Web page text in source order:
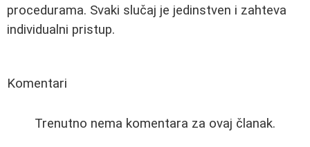
procedurama. Svaki slučaj je jedinstven i zahteva
individualni pristup.
Komentari
Trenutno nema komentara za ovaj članak.